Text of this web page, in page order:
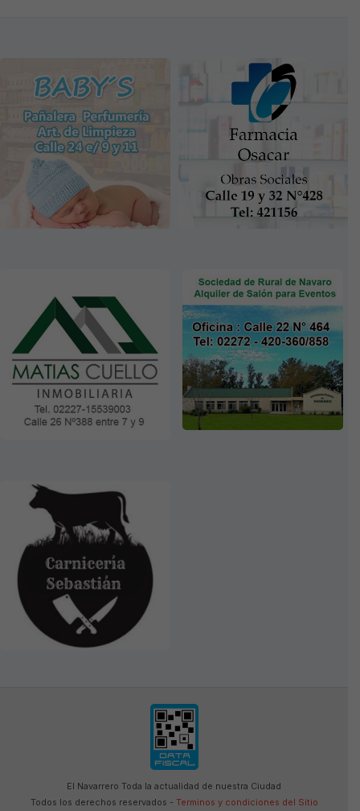
El Navarrero Toda la actualidad de nuestra Ciudad
Todos los derechos reservados - Terminos y condiciones del Sitio